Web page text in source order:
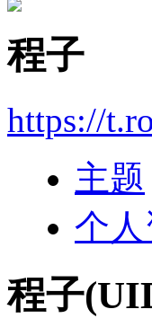
程子
https://
主题
个
程子